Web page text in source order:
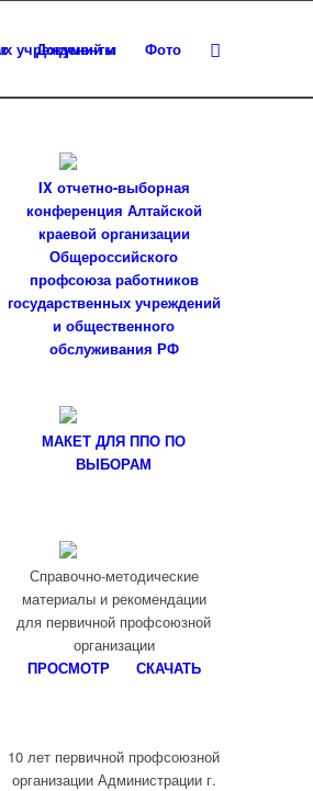
Документы Фото
IX отчетно-выборная
конференция Алтайской
краевой организации
Общероссийского
профсоюза работников
государственных учреждений
и общественного
обслуживания РФ
МАКЕТ ДЛЯ ППО ПО
ВЫБОРАМ
Справочно-методические
материалы и рекомендации
для первичной профсоюзной
организации
ПРОСМОТР
СКАЧАТЬ
10 лет первичной профсоюзной
организации Администрации г.